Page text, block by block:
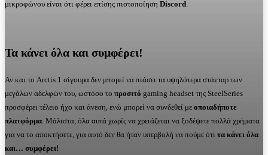
μικροφώνου είναι ότι φέρει επίσης πιστοποίηση Discord.
Τα κάνει όλα και συμφέρει!
Αν και το Arctis 1 σίγουρα δεν μπορεί να πιάσει τα υψηλότερα στάνταρ των
μεγάλων αδελφών του, ωστόσο το προσιτό gaming headset της SteelSeries
προσφέρει τέλειο ήχο και άνεση, ενώ μπορεί να συνδεθεί με οποιαδήποτε
πλατφόρμα . Μάλιστα, όλα αυτά χωρίς να χρειάζεται να ξοδέψετε πολλά χρήματα
για να το αποκτήσετε, για αυτό δεν θα ήταν υπερβολή να πούμε ότι τα κάνει όλα
και… συμφέρει!